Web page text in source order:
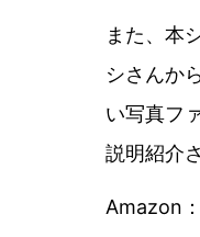
また、本
シさんか
い写真フ
説明紹介
Amazon：